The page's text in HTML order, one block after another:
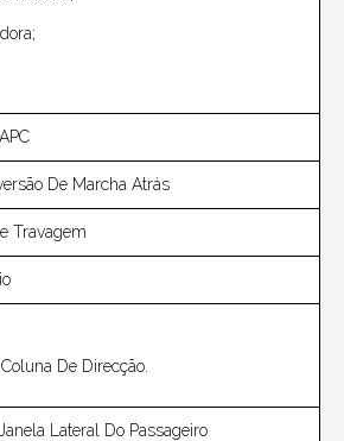
De Marcha Atrás
Travagem
De Direcção.
Lateral Do Passageiro